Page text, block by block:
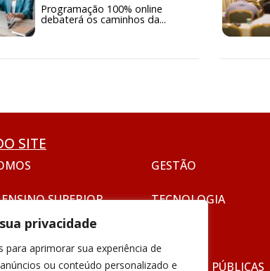
privacidade
para aprimorar sua experiência de
ou conteúdo personalizado e
Programação 100% online
debaterá os caminhos da...
SITE
SUPERIOR
GESTÃO
TECNOLOGIA
POLÍTICAS PÚBLICAS